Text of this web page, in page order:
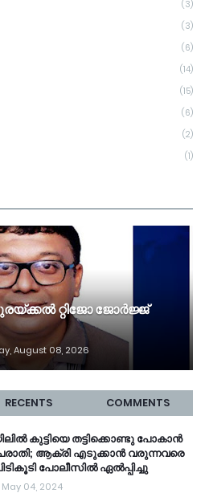
(3)
(3)
(6)
(14)
(15)
(6)
(2)
(1)
റ്റിജോ ജോർജ്ജ്
August 08, 2026
RECENTS COMMENTS
കുട്ടിയെ തട്ടിക്കൊണ്ടു പോകാൻ
ആക്രി എടുക്കാൻ വരുന്നവരെ
പോലീസിൽ ഏൽപ്പിച്ചു
04, 2024